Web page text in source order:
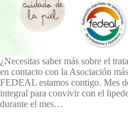
¿Necesitas saber más sobre el
en contacto con la Asociación
FEDEAL estamos contigo. Mes
integral para convivir con el
durante el mes…